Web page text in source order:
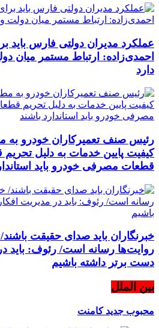
عملکرد مدیران دولتی فارس باید
احمدی‌زاده: ارتباط مستمر میان
دارد
رئیس صنف تعمیرکاران خودرو به
کیفیت پایین خدمات به دلیل
قطعات مصرفی خودرو باید
خبرنگاران باید صدای حقیقت
روایت‌ها رسانه است/ رئوف: باید
دست برتر داشته باشیم
بین الملل
محبوب جدیدکامنت